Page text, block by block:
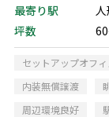
最寄り駅
坪数
セットアップオフィ
内装無償譲渡
周辺環境良好